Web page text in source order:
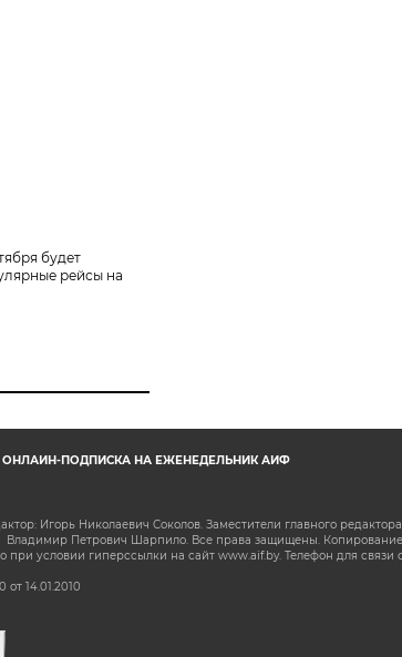
будет
рейсы на
ОНЛАЙН-ПОДПИСКА НА ЕЖЕНЕДЕЛЬНИК АИФ
Игорь Николаевич Соколов. Заместители главного
Петрович Шарпило. Все права защищены.
условии гиперссылки на сайт www.aif.by. Телефон для связи
14.01.2010